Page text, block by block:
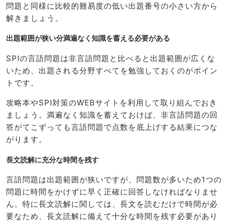
問題と同様に比較的難易度の低い出題番号の小さい方から
解きましょう。
出題範囲が狭い分満遍なく知識を蓄える必要がある
SPIの言語問題は非言語問題と比べると出題範囲が広くな
いため、出題される分野すべてを勉強しておくのがポイン
トです。
攻略本やSPI対策のWEBサイトを利用して取り組んでおき
ましょう。満遍なく知識を蓄えておけば、非言語問題の回
答がてこずっても言語問題で点数を底上げする結果につな
がります。
長文読解に充分な時間を残す
言語問題は出題範囲が狭いですが、問題数が多いため1つの
問題に時間をかけずに早く正確に回答しなければなりませ
ん。特に長文読解に関しては、長文を読むだけで時間が必
要なため、長文読解に備えて十分な時間を残す必要があり